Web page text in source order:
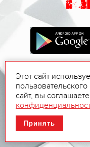
Этот сайт
сайт, вы
Принять